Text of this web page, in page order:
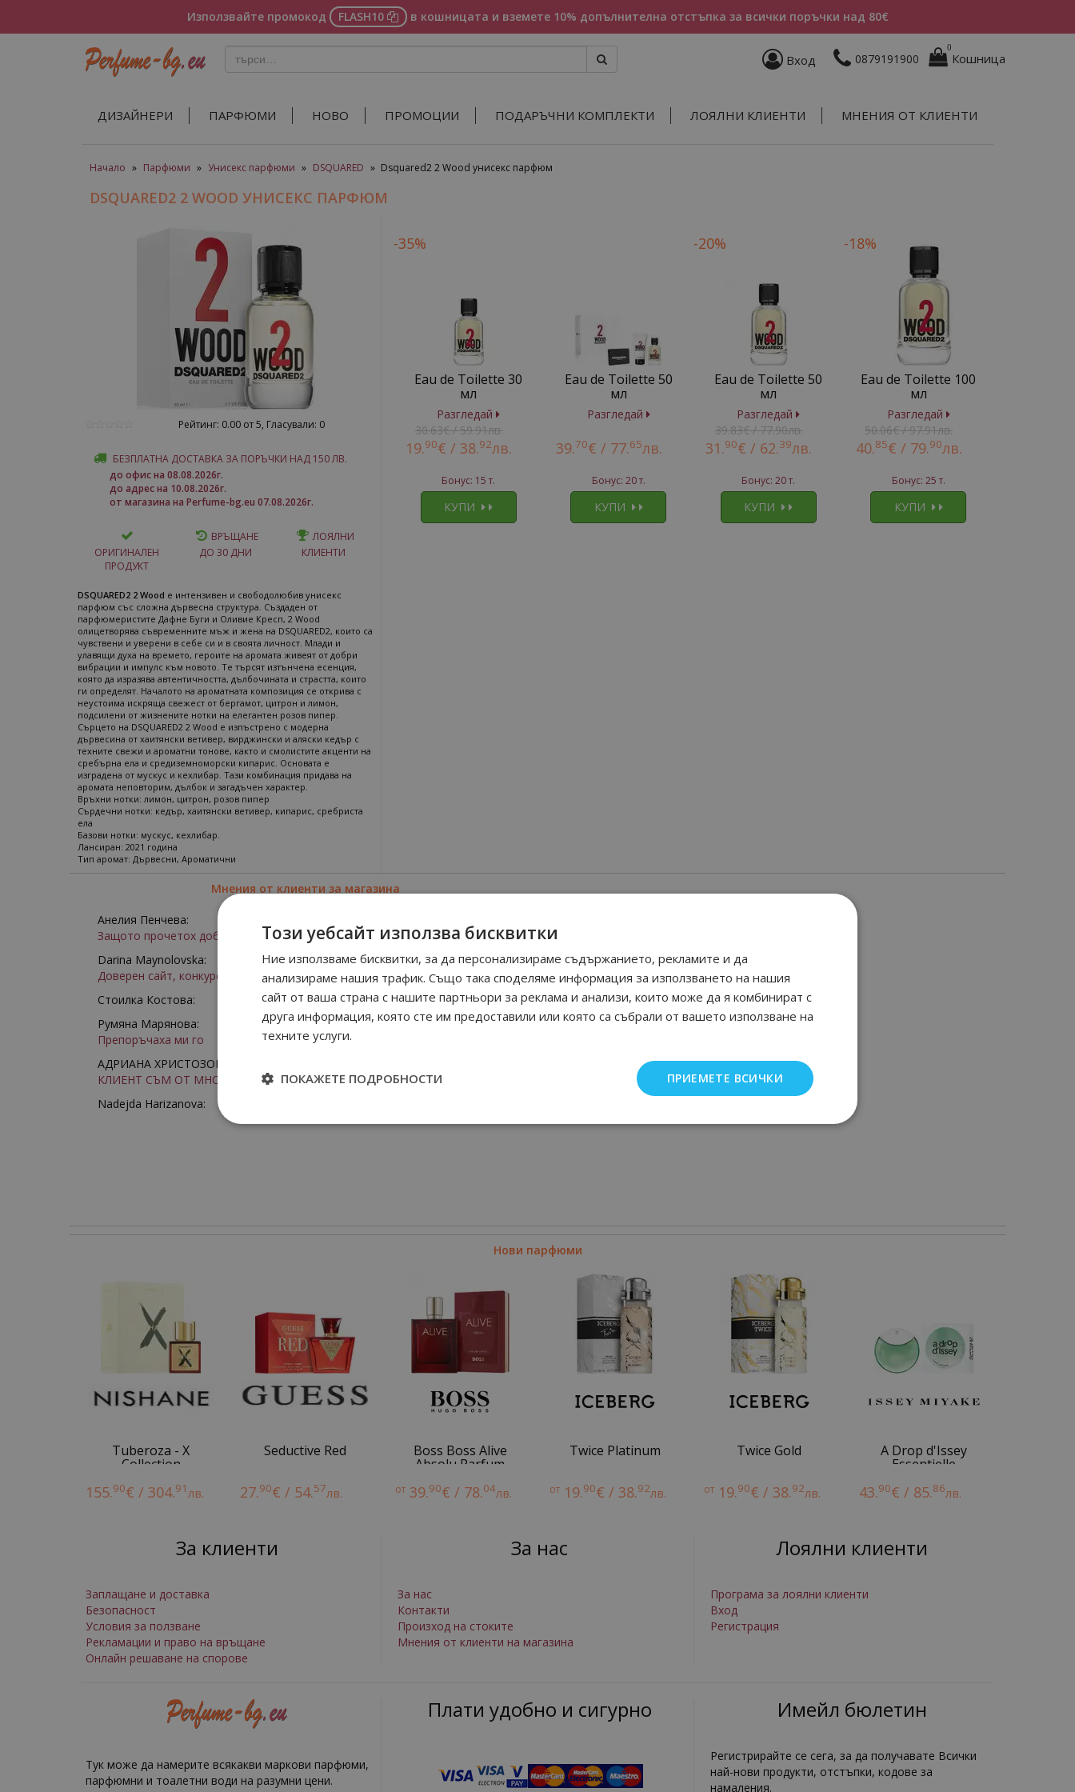
Използвайте промокод FLASH10 в кошницата и вземете 10% допълнителна отстъпка за всички поръчки над 80€
Вход 0879191900
0
Кошница
ДИЗАЙНЕРИ ПАРФЮМИ НОВО ПРОМОЦИИ ПОДАРЪЧНИ КОМПЛЕКТИ ЛОЯЛНИ КЛИЕНТИ МНЕНИЯ ОТ КЛИЕНТИ
Начало » Парфюми » Унисекс парфюми » DSQUARED » Dsquared2 2 Wood унисекс парфюм
DSQUARED2 2 WOOD УНИСЕКС ПАРФЮМ
Рейтинг: 0.00 от 5, Гласували: 0
БЕЗПЛАТНА ДОСТАВКА ЗА ПОРЪЧКИ НАД 150 ЛВ.
до офис на 08.08.2026г.
до адрес на 10.08.2026г.
от магазина на Perfume-bg.eu 07.08.2026г.
ОРИГИНАЛЕН
ПРОДУКТ
ВРЪЩАНЕ
ДО 30 ДНИ
ЛОЯЛНИ
КЛИЕНТИ
DSQUARED2 2 Wood е интензивен и свободолюбив унисекс
парфюм със сложна дървесна структура. Създаден от
парфюмеристите Дафне Буги и Оливие Кресп, 2 Wood
олицетворява съвременните мъж и жена на DSQUARED2, които са
чувствени и уверени в себе си и в своята личност. Млади и
улавящи духа на времето, героите на аромата живеят от добри
вибрации и импулс към новото. Те търсят изтънчена есенция,
която да изразява автентичността, дълбочината и страстта, които
ги определят. Началото на ароматната композиция се открива с
неустоима искряща свежест от бергамот, цитрон и лимон,
подсилени от жизнените нотки на елегантен розов пипер.
Сърцето на DSQUARED2 2 Wood е изпъстрено с модерна
дървесина от хаитянски ветивер, вирджински и аляски кедър с
техните свежи и ароматни тонове, както и смолистите акценти на
сребърна ела и средиземноморски кипарис. Основата е
изградена от мускус и кехлибар. Тази комбинация придава на
аромата неповторим, дълбок и загадъчен характер.
Връхни нотки: лимон, цитрон, розов пипер
Сърдечни нотки: кедър, хаитянски ветивер, кипарис, сребриста
ела
Базови нотки: мускус, кехлибар.
Лансиран: 2021 година
Тип аромат: Дървесни, Ароматични
-35%
Eau de Toilette 30
мл
Разгледай
30.63€ / 59.91лв.
19.90€ / 38.92лв.
Бонус: 15 т.
КУПИ
Eau de Toilette 50
мл
Разгледай
39.70€ / 77.65лв.
Бонус: 20 т.
КУПИ
-20%
Eau de Toilette 50
мл
Разгледай
39.83€ / 77.90лв.
31.90€ / 62.39лв.
Бонус: 20 т.
КУПИ
-18%
Eau de Toilette 100
мл
Разгледай
50.06€ / 97.91лв.
40.85€ / 79.90лв.
Бонус: 25 т.
КУПИ
Мнения от клиенти за магазина
Анелия Пенчева:
Защото прочетох добри отзиви
Darina Maynolovska:
Доверен сайт, конкурентни цени, богат избор
Стоилка Костова:
Румяна Марянова:
Препоръчаха ми го
АДРИАНА ХРИСТОЗОВА:
КЛИЕНТ СЪМ ОТ МНОГО ГОДИНИ
Nadejda Harizanova:
Нови парфюми
Tuberoza - X
Collection
155.90€ / 304.91лв.
Seductive Red
27.90€ / 54.57лв.
Boss Boss Alive
Absolu Parfum
от 39.90€ / 78.04лв.
Twice Platinum
от 19.90€ / 38.92лв.
Twice Gold
от 19.90€ / 38.92лв.
A Drop d'Issey
Essentielle
43.90€ / 85.86лв.
За клиенти
Заплащане и доставка
Безопасност
Условия за ползване
Рекламации и право на връщане
Онлайн решаване на спорове
За нас
За нас
Контакти
Произход на стоките
Мнения от клиенти на магазина
Лоялни клиенти
Програма за лоялни клиенти
Вход
Регистрация
Тук може да намерите всякакви маркови парфюми,
парфюмни и тоалетни води на разумни цени.
Плати удобно и сигурно Имейл бюлетин
Регистрирайте се сега, за да получавате Всички
най-нови продукти, отстъпки, кодове за
намаления.
Този уебсайт използва бисквитки
Ние използваме бисквитки, за да персонализираме съдържанието, рекламите и да
анализираме нашия трафик. Също така споделяме информация за използването на нашия
сайт от ваша страна с нашите партньори за реклама и анализи, които може да я комбинират с
друга информация, която сте им предоставили или която са събрали от вашето използване на
техните услуги.
ПРИЕМЕТЕ ВСИЧКИ
ПОКАЖЕТЕ ПОДРОБНОСТИ